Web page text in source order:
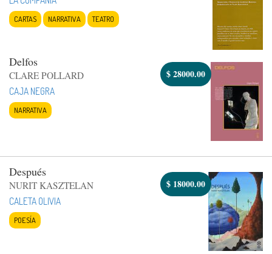
CARTAS NARRATIVA TEATRO
Delfos
CLARE POLLARD
CAJA NEGRA
NARRATIVA
$28000.00
Después
NURIT KASZTELAN
CALETA OLIVIA
POESÍA
$ 18000.00